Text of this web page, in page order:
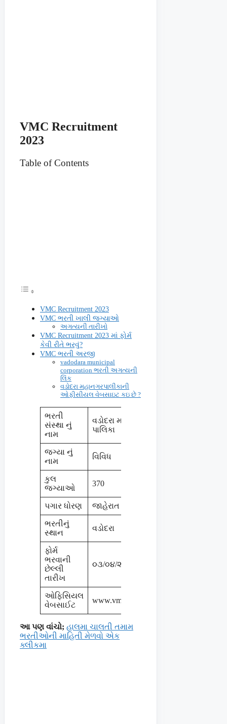
VMC Recruitment
2023
Table of Contents
VMC Recruitment 2023
VMC ભરતી ખાલી જગ્યાઓ
અગત્યની તારીખો
VMC Recruitment 2023 માં ફોર્મ
કેવી રીતે ભરવું?
VMC ભરતી અરજી
vadodara municipal
corporation ભરતી અગત્યની
લિંક
વડોદરા મહાનગરપાલીકાની
ઓફીસીયલ વેબસાઇટ કઇ છે ?
ભરતી
સંસ્થા નું
નામ
વડોદરા મહાનગર
પાલિકા
જગ્યા નું
નામ
વિવિધ
કુલ
જગ્યાઓ
370
પગાર ધોરણ જાહેરાત મુજબ
ભરતીનું
સ્થાન
વડોદરા
ફોર્મ
ભરવાની
છેલ્લી
તારીખ
૦૩/૦૪/૨૦૨૩
ઓફિસિયલ
વેબસાઈટ
www.vmc.gov.in
આ પણ વાંચો; હાલમા ચાલતી તમામ
ભરતીઓની માહિતી મેળવો એક
ક્લીકમા